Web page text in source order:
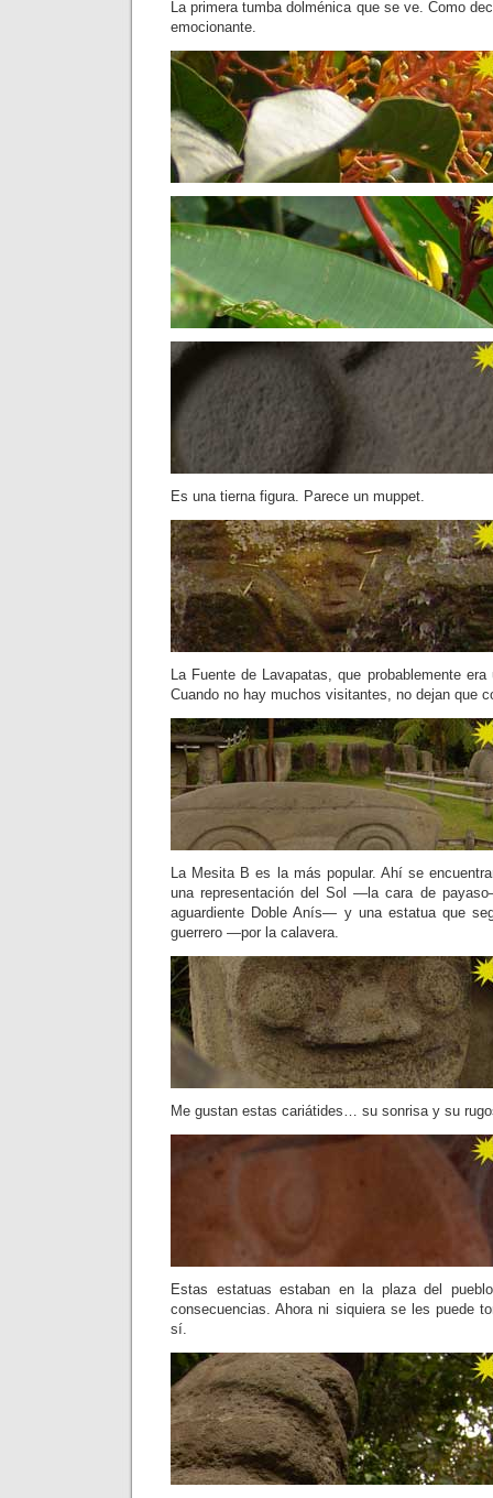
La primera tumba dolménica que se ve. Como
emocionante.
Es una tierna figura. Parece un muppet.
La Fuente de Lavapatas, que probablemente
Cuando no hay muchos visitantes, no dejan que
La Mesita B es la más popular. Ahí se
una representación del Sol —la cara de
aguardiente Doble Anís— y una estatua que
guerrero —por la calavera.
Me gustan estas cariátides… su sonrisa y su
Estas estatuas estaban en la plaza del
consecuencias. Ahora ni siquiera se les puede
sí.